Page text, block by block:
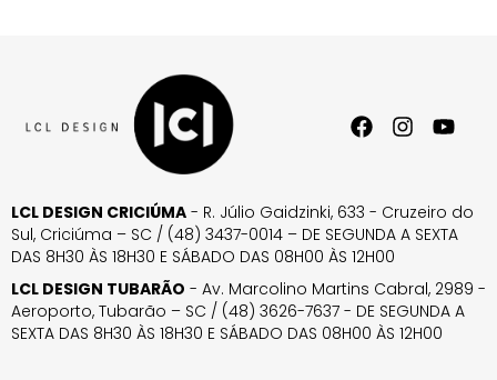
LCL DESIGN CRICIÚMA - R. Júlio Gaidzinki, 633 - Cruzeiro do
Sul, Criciúma – SC / (48) 3437-0014 – DE SEGUNDA A SEXTA
DAS 8H30 ÀS 18H30 E SÁBADO DAS 08H00 ÀS 12H00
LCL DESIGN TUBARÃO - Av. Marcolino Martins Cabral, 2989 -
Aeroporto, Tubarão – SC / (48) 3626-7637 - DE SEGUNDA A
SEXTA DAS 8H30 ÀS 18H30 E SÁBADO DAS 08H00 ÀS 12H00